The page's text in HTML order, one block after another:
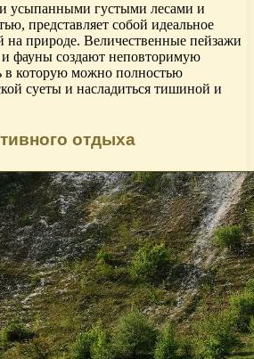
усыпанными густыми лесами и
представляет собой идеальное
на природе. Величественные пейзажи
фауны создают неповторимую
в которую можно полностью
суеты и насладиться тишиной и
отдыха